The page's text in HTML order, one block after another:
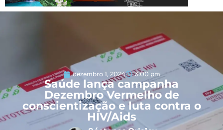
dezembro 1, 2024 3:00 pm
Saúde lança campanha
Dezembro Vermelho de
conscientização e luta contra o
HIV/Aids